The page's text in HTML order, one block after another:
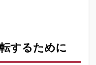
するために